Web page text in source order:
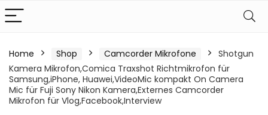
Home Shop Camcorder Mikrofone
Shotgun
Kamera Mikrofon,Comica Traxshot Richtmikrofon für
Samsung,iPhone, Huawei,VideoMic kompakt On Camera
Mic für Fuji Sony Nikon Kamera,Externes Camcorder
Mikrofon für Vlog,Facebook,Interview